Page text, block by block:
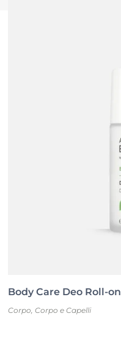
Body Care Deo Roll-on
Corpo,Corpo e Capelli